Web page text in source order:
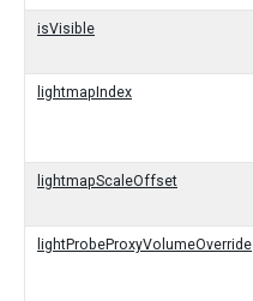
isVisible
lightmapIndex
lightmapScaleOffset
lightProbeProxyVolumeOverride